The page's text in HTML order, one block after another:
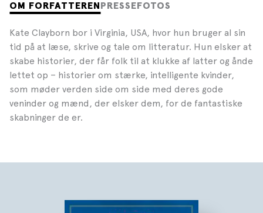
OM FORFATTERENPRESSEFOTOS
Kate Clayborn bor i Virginia, USA, hvor hun bruger al sin
tid på at læse, skrive og tale om litteratur. Hun elsker at
skabe historier, der får folk til at klukke af latter og ånde
lettet op – historier om stærke, intelligente kvinder,
som møder verden side om side med deres gode
veninder og mænd, der elsker dem, for de fantastiske
skabninger de er.